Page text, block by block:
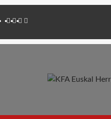
alTwitter
YouTube
Telegram
Facebook